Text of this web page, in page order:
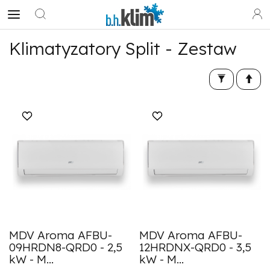
Klimatyzatory Split - Zestaw
MDV Aroma AFBU-
09HRDN8-QRD0 - 2,5
kW - M...
MDV Aroma AFBU-
12HRDNX-QRD0 - 3,5
kW - M...